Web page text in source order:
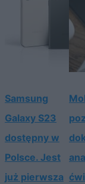
Samsung
Galaxy S23
dostępny w
Polsce. Jest
już pierwsza